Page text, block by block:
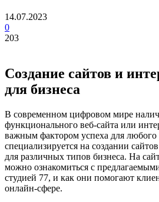
14.07.2023
0
203
Создание сайтов и
для бизнеса
В современном цифровом мире
функционального веб-сайта или
важным фактором успеха для любого
специализируется на создании
для различных типов бизнеса. На
можно ознакомиться с
студией 77, и как они помогают
онлайн-сфере.